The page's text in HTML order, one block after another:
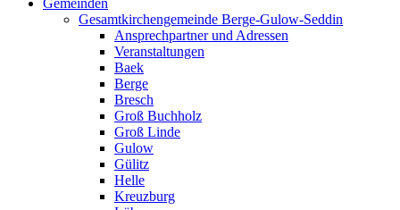
Gesamtkirchengemeinde Berge-Gulow-Seddin
Ansprechpartner und Adressen
Veranstaltungen
Baek
Berge
Bresch
Groß Buchholz
Groß Linde
Gulow
Gülitz
Helle
Kreuzburg